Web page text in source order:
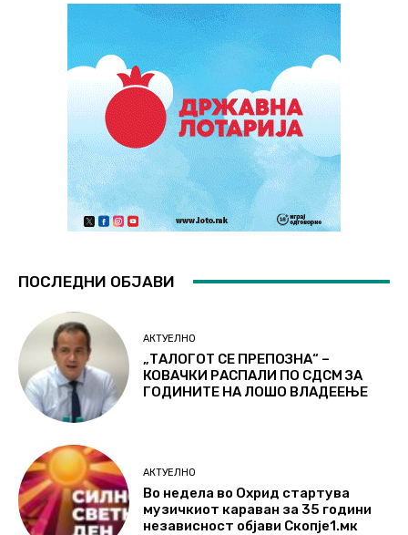
ПОСЛЕДНИ ОБЈАВИ
АКТУЕЛНО
„ТАЛОГОТ СЕ ПРЕПОЗНА“ –
КОВАЧКИ РАСПАЛИ ПО СДСМ ЗА
ГОДИНИТЕ НА ЛОШО ВЛАДЕЕЊЕ
АКТУЕЛНО
Во недела во Охрид стартува
музичкиот караван за 35 години
независност објави Скопје1.мк